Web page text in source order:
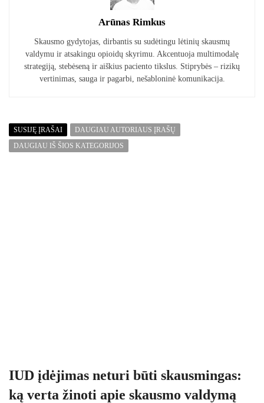
Arūnas Rimkus
Skausmo gydytojas, dirbantis su sudėtingu lėtinių skausmų
valdymu ir atsakingu opioidų skyrimu. Akcentuoja multimodalę
strategiją, stebėseną ir aiškius paciento tikslus. Stiprybės – rizikų
vertinimas, sauga ir pagarbi, nešabloninė komunikacija.
SUSIJĘ ĮRAŠAI
DAUGIAU AUTORIAUS ĮRAŠŲ
DAUGIAU IŠ ŠIOS KATEGORIJOS
IUD įdėjimas neturi būti skausmingas:
ką verta žinoti apie skausmo valdymą